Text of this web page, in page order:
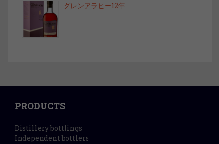
グレンアラヒー12年
PRODUCTS
Distillery bottlings
Independent bottlers